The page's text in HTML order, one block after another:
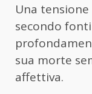
Una
secondo
sua morte
affettiva.